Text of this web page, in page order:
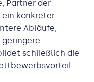
Partner der
ein konkreter
Abläufe,
geringere
schließlich die